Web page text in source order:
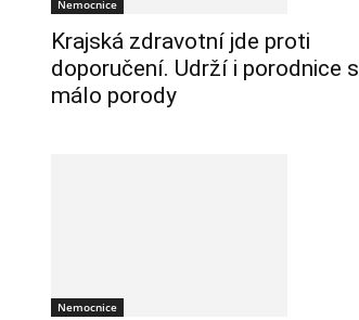
Nemocnice
Krajská zdravotní jde proti
doporučení. Udrží i porodnice s
málo porody
Nemocnice